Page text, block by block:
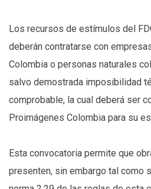
Los recursos de estímulos del
deberán contratarse con
Colombia o personas naturales
salvo demostrada imposibilidad
comprobable, la cual deberá ser
Proimágenes Colombia para su
Esta convocatoria permite que
presenten, sin embargo tal como